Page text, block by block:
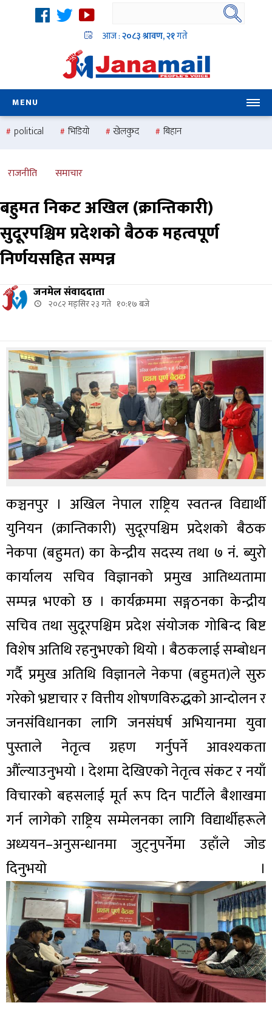
आज :२०८३ श्रावण, २१गते
MENU
political भिडियो खेलकुद
बिहान
national
health
राजनीति समाचार
बहुमत निकट अखिल (क्रान्तिकारी)
सुदूरपश्चिम प्रदेशको बैठक महत्वपूर्ण
निर्णयसहित सम्पन्न
जनमेल संवाददाता
२०८२ मङ्सिर २३ गते १०:१७ बजे
कञ्चनपुर । अखिल नेपाल राष्ट्रिय स्वतन्त्र विद्यार्थी
युनियन (क्रान्तिकारी) सुदूरपश्चिम प्रदेशको बैठक
नेकपा (बहुमत) का केन्द्रीय सदस्य तथा ७ नं. ब्युरो
कार्यालय सचिव विज्ञानको प्रमुख आतिथ्यतामा
सम्पन्न भएको छ । कार्यक्रममा सङ्गठनका केन्द्रीय
सचिव तथा सुदूरपश्चिम प्रदेश संयोजक गोबिन्द बिष्ट
विशेष अतिथि रहनुभएको थियो । बैठकलाई सम्बोधन
गर्दै प्रमुख अतिथि विज्ञानले नेकपा (बहुमत)ले सुरु
गरेको भ्रष्टाचार र वित्तीय शोषणविरुद्धको आन्दोलन र
जनसंविधानका लागि जनसंघर्ष अभियानमा युवा
पुस्ताले नेतृत्व ग्रहण गर्नुपर्ने आवश्यकता
औंल्याउनुभयो । देशमा देखिएको नेतृत्व संकट र नयाँ
विचारको बहसलाई मूर्त रूप दिन पार्टीले बैशाखमा
गर्न लागेको राष्ट्रिय सम्मेलनका लागि विद्यार्थीहरूले
अध्ययन–अनुसन्धानमा जुट्नुपर्नेमा उहाँले जोड
दिनुभयो ।